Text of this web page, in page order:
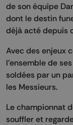
de son équipe
dont le destin
déjà acté depuis
Avec des enjeux
l'ensemble de
soldées par un
les Messieurs.
Le championnat
souffler et